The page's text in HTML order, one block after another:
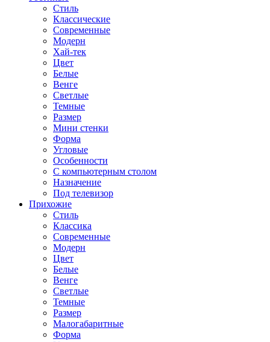
Стиль
Классические
Современные
Модерн
Хай-тек
Цвет
Белые
Венге
Светлые
Темные
Размер
Мини стенки
Форма
Угловые
Особенности
С компьютерным столом
Назначение
Под телевизор
Прихожие
Стиль
Классика
Современные
Модерн
Цвет
Белые
Венге
Светлые
Темные
Размер
Малогабаритные
Форма